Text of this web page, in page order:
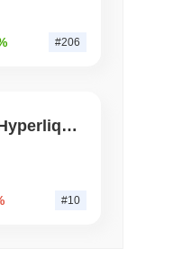
#206
Hyperliquid
#10